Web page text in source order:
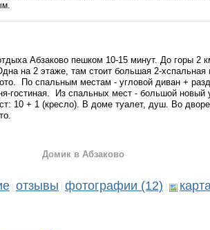
Абзаково пешком 10-15 минут. До горы 2
на 2 этаже, там стоит большая 2-хспальная
По спальным местам - угловой диван +
гостиная. Из спальных мест - большой новый
10 + 1 (кресло). В доме туалет, душ. Во дворе
Домик в Абзаково
отзывы фотографии (12)